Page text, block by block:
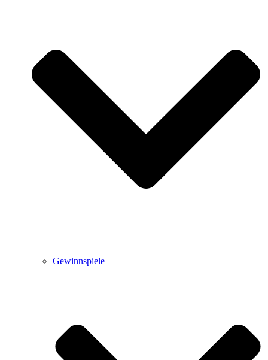
Gewinnspiele